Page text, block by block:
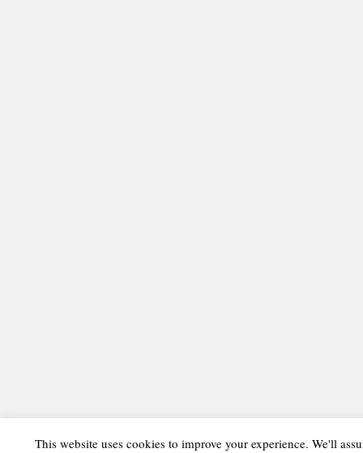
This website uses cookies to improve your experience. We'll